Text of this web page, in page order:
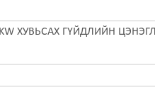
ХУВЬСАХ ГҮЙДЛИЙН ЦЭНЭГЛ